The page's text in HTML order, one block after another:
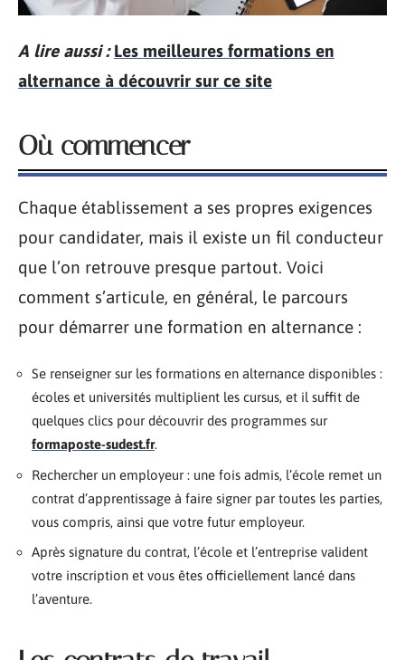
A lire aussi : Les meilleures formations en
alternance à découvrir sur ce site
Où commencer
Chaque établissement a ses propres exigences
pour candidater, mais il existe un fil conducteur
que l’on retrouve presque partout. Voici
comment s’articule, en général, le parcours
pour démarrer une formation en alternance :
Se renseigner sur les formations en alternance disponibles :
écoles et universités multiplient les cursus, et il suffit de
quelques clics pour découvrir des programmes sur
formaposte-sudest.fr.
Rechercher un employeur : une fois admis, l’école remet un
contrat d’apprentissage à faire signer par toutes les parties,
vous compris, ainsi que votre futur employeur.
Après signature du contrat, l’école et l’entreprise valident
votre inscription et vous êtes officiellement lancé dans
l’aventure.